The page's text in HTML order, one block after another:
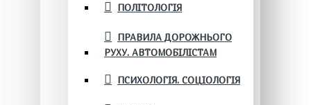
ПОЛІТОЛОГІЯ
ПРАВИЛА ДОРОЖНЬОГО
РУХУ. АВТОМОБІЛІСТАМ
ПСИХОЛОГІЯ. СОЦІОЛОГІЯ